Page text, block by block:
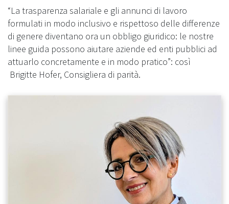
“La trasparenza salariale e gli annunci di lavoro
formulati in modo inclusivo e rispettoso delle differenze
di genere diventano ora un obbligo giuridico: le nostre
linee guida possono aiutare aziende ed enti pubblici ad
attuarlo concretamente e in modo pratico”: così
Brigitte Hofer, Consigliera di parità.